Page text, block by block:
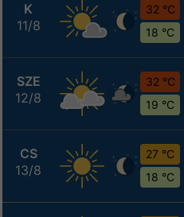
K
11/8
32 °C
18 °C
SZE
12/8
32 °C
19 °C
CS
13/8
27 °C
18 °C